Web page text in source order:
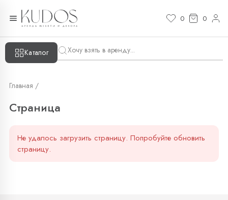
0 0
Каталог
Главная /
Страница
Не удалось загрузить страницу. Попробуйте обновить
страницу.